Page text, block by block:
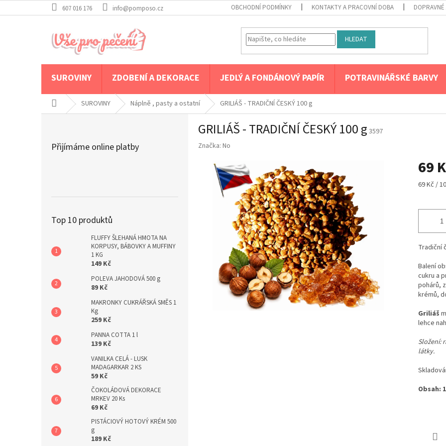
na
607 016 176 info@pomposo.cz OBCHODNÍ PODMÍNKY KONTAKTY A PRACOVNÍ DOBA DOPRAVNÉ
HLEDAT
SUROVINY ZDOBENÍ A DEKORACE JEDLÝ A FONDÁNOVÝ PAPÍR POTRAVINÁŘSKÉ BARVY
Domů SUROVINY Náplně , pasty a ostatní GRILIÁŠ - TRADIČNÍ ČESKÝ 100 g
Přijímáme online platby
Top 10 produktů
FLUFFY ŠLEHANÁ HMOTA NA
KORPUSY, BÁBOVKY A MUFFINY
1 KG
149 Kč
POLEVA JAHODOVÁ 500 g
89 Kč
MAKRONKY CUKRÁŘSKÁ SMĚS 1
Kg
259 Kč
PANNA COTTA 1 l
139 Kč
VANILKA CELÁ - LUSK
MADAGARKAR 2 KS
59 Kč
ČOKOLÁDOVÁ DEKORACE
MRKEV 20 Ks
69 Kč
PISTÁCIOVÝ HOTOVÝ KRÉM 500
g
189 Kč
GRILIÁŠ - TRADIČNÍ ČESKÝ 100 g 3597
Značka: No
69
Měrná
69 Kč /
Tradiční
Balení
cukru a
pohárů,
krémů,
Griliáš
lehce
Složení:
látky.
Obsah: